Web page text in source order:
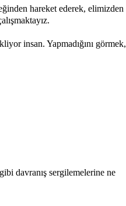
hareket ederek, elimizden
insan. Yapmadığını görmek,
davranış sergilemelerine ne